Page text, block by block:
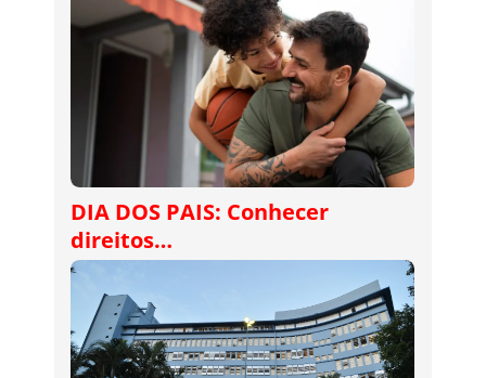
DIA DOS PAIS: Conhecer
direitos…